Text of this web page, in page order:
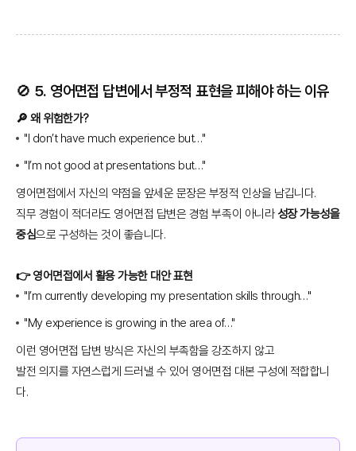
🚫 5. 영어면접 답변에서 부정적 표현을 피해야 하는 이유
🔎 왜 위험한가?
"I don’t have much experience but…"
"I’m not good at presentations but…"
영어면접에서 자신의 약점을 앞세운 문장은 부정적 인상을 남깁니다.
직무 경험이 적더라도 영어면접 답변은 경험 부족이 아니라성장 가능성을
중심으로 구성하는 것이 좋습니다.
👉 영어면접에서 활용 가능한 대안 표현
"I’m currently developing my presentation skills through…"
"My experience is growing in the area of…"
이런 영어면접 답변 방식은 자신의 부족함을 강조하지 않고
발전 의지를 자연스럽게 드러낼 수 있어 영어면접 대본 구성에 적합합니
다.